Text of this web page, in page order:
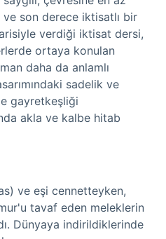
son derece iktisatlı bir
verdiği iktisat dersi,
ortaya konulan
daha da anlamlı
sadelik ve
gayretkeşliği
akla ve kalbe hitab
ve eşi cennetteyken,
tavaf eden meleklerin
Dünyaya indirildiklerinde